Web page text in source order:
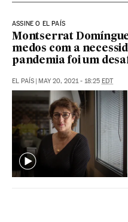
ASSINE O EL PAÍS
Montserrat
medos com a
pandemia foi um
EL PAÍS MAY 20, 2021 - 18:25 EDT